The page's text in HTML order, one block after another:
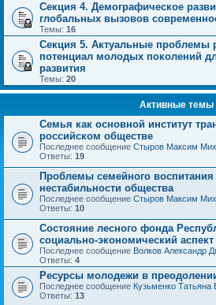
Секция 4. Демографическое
глобальных вызовов
Темы: 16
Секция 5. Актуальные проблемы
потенциал молодых поколений
развития
Темы: 20
Активные темы
Семья как основной институт
российском обществе
Последнее сообщение Стыров Максим
Ответы: 19
Проблемы семейного воспитания
нестабильности общества
Последнее сообщение Стыров Максим
Ответы: 10
Состояние лесного фонда
социально-экономический аспект
Последнее сообщение Волков Александр
Ответы: 4
Ресурсы молодежи в
Последнее сообщение Кузьменко Татьяна
Ответы: 13